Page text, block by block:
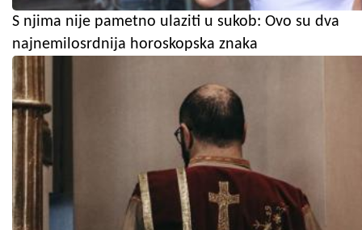
S njima nije pametno ulaziti u sukob: Ovo su dva
najnemilosrdnija horoskopska znaka